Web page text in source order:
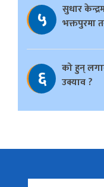
५
सुधार
भक्तपुरमा
६
को हुन्
उक्याव ?